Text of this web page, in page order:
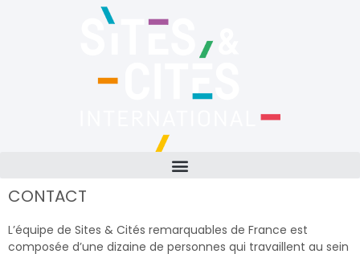
CONTACT
L’équipe de Sites & Cités remarquables de France est
composée d’une dizaine de personnes qui travaillent au sein